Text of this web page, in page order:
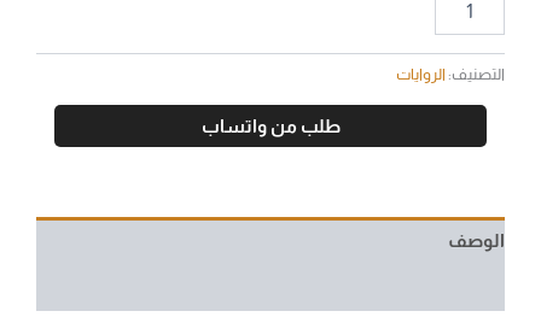
التصنيف: الروايات
طلب من واتساب
الوصف